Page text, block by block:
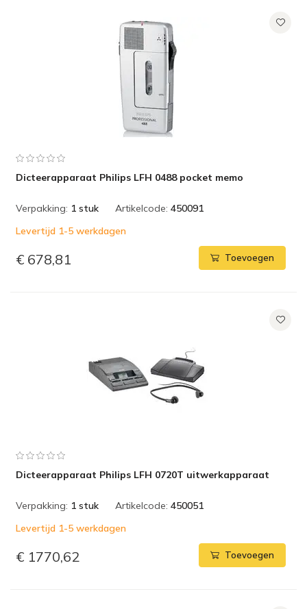
Dicteerapparaat Philips LFH 0488 pocket memo
Verpakking: 1 stuk Artikelcode: 450091
Levertijd 1-5 werkdagen
€ 678,81 Toevoegen
Dicteerapparaat Philips LFH 0720T uitwerkapparaat
Verpakking: 1 stuk Artikelcode: 450051
Levertijd 1-5 werkdagen
€ 1770,62 Toevoegen